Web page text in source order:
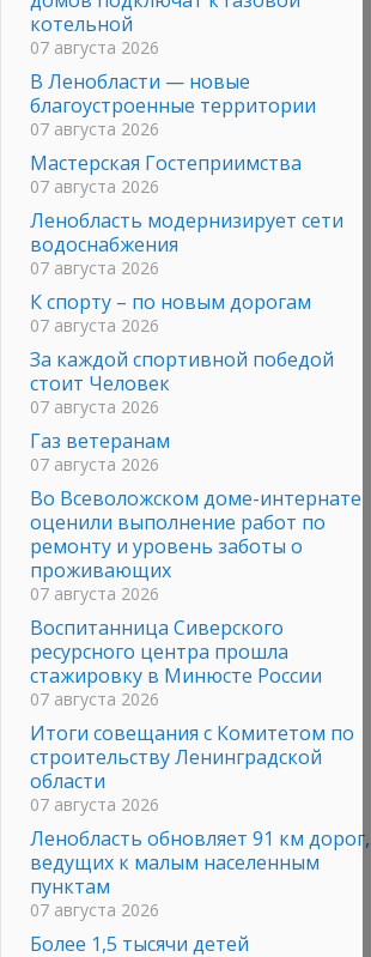
котельной
07 августа 2026
В Ленобласти — новые
благоустроенные территории
07 августа 2026
Мастерская Гостеприимства
07 августа 2026
Ленобласть модернизирует сети
водоснабжения
07 августа 2026
К спорту – по новым дорогам
07 августа 2026
За каждой спортивной победой
стоит Человек
07 августа 2026
Газ ветеранам
07 августа 2026
Во Всеволожском доме-интернате
оценили выполнение работ по
ремонту и уровень заботы о
проживающих
07 августа 2026
Воспитанница Сиверского
ресурсного центра прошла
стажировку в Минюсте России
07 августа 2026
Итоги совещания с Комитетом по
строительству Ленинградской
области
07 августа 2026
Ленобласть обновляет 91 км дорог,
ведущих к малым населенным
пунктам
07 августа 2026
Более 1,5 тысячи детей